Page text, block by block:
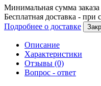
Минимальная сумма заказа
Бесплатная доставка - при
Подробнее о доставке
Описание
Характеристики
Отзывы (0)
Вопрос - ответ